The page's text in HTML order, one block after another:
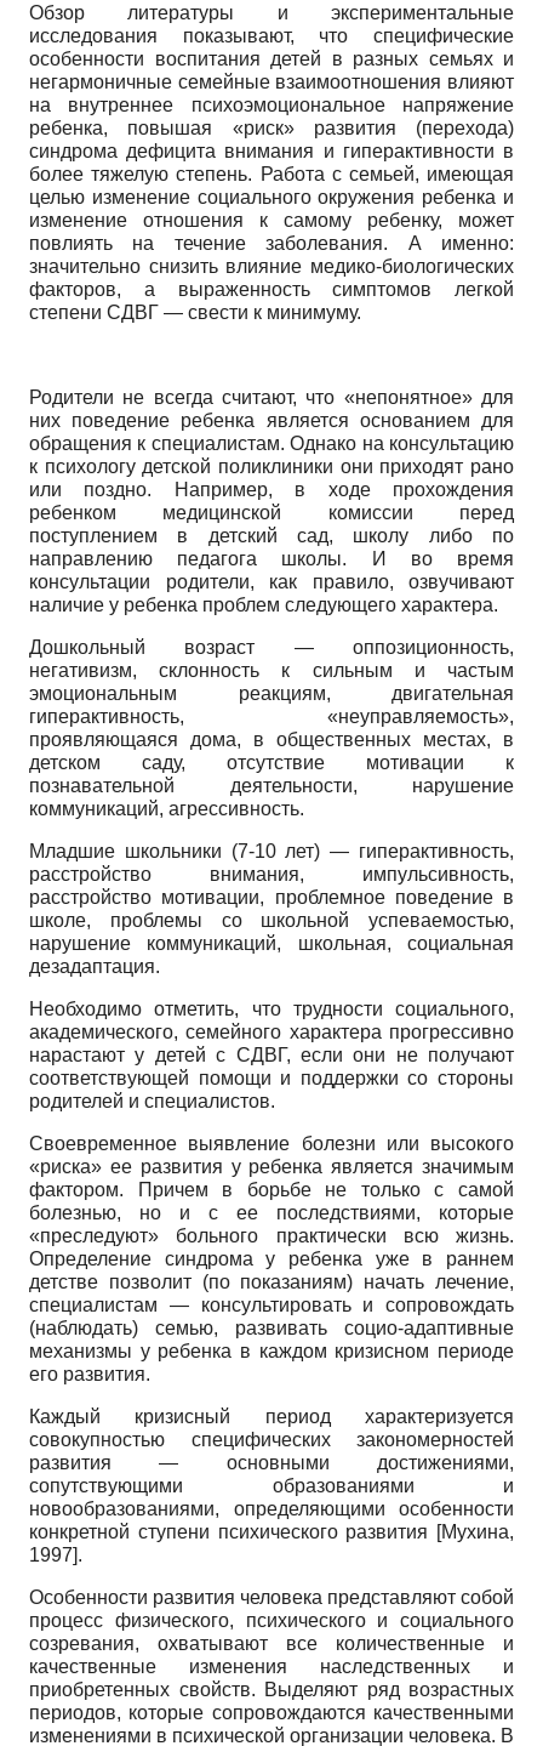
Обзор литературы и экспериментальные
исследования показывают, что специфические
особенности воспитания детей в разных семьях и
негармоничные семейные взаимоотношения влияют
на внутреннее психоэмоциональное напряжение
ребенка, повышая «риск» развития (перехода)
синдрома дефицита внимания и гиперактивности в
более тяжелую степень. Работа с семьей, имеющая
целью изменение социального окружения ребенка и
изменение отношения к самому ребенку, может
повлиять на течение заболевания. А именно:
значительно снизить влияние медико-биологических
факторов, а выраженность симптомов легкой
степени СДВГ — свести к минимуму.
Родители не всегда считают, что «непонятное» для
них поведение ребенка является основанием для
обращения к специалистам. Однако на консультацию
к психологу детской поликлиники они приходят рано
или поздно. Например, в ходе прохождения
ребенком медицинской комиссии перед
поступлением в детский сад, школу либо по
направлению педагога школы. И во время
консультации родители, как правило, озвучивают
наличие у ребенка проблем следующего характера.
Дошкольный возраст — оппозиционность,
негативизм, склонность к сильным и частым
эмоциональным реакциям, двигательная
гиперактивность, «неуправляемость»,
проявляющаяся дома, в общественных местах, в
детском саду, отсутствие мотивации к
познавательной деятельности, нарушение
коммуникаций, агрессивность.
Младшие школьники (7-10 лет) — гиперактивность,
расстройство внимания, импульсивность,
расстройство мотивации, проблемное поведение в
школе, проблемы со школьной успеваемостью,
нарушение коммуникаций, школьная, социальная
дезадаптация.
Необходимо отметить, что трудности социального,
академического, семейного характера прогрессивно
нарастают у детей с СДВГ, если они не получают
соответствующей помощи и поддержки со стороны
родителей и специалистов.
Своевременное выявление болезни или высокого
«риска» ее развития у ребенка является значимым
фактором. Причем в борьбе не только с самой
болезнью, но и с ее последствиями, которые
«преследуют» больного практически всю жизнь.
Определение синдрома у ребенка уже в раннем
детстве позволит (по показаниям) начать лечение,
специалистам — консультировать и сопровождать
(наблюдать) семью, развивать социо-адаптивные
механизмы у ребенка в каждом кризисном периоде
его развития.
Каждый кризисный период характеризуется
совокупностью специфических закономерностей
развития — основными достижениями,
сопутствующими образованиями и
новообразованиями, определяющими особенности
конкретной ступени психического развития [Мухина,
1997].
Особенности развития человека представляют собой
процесс физического, психического и социального
созревания, охватывают все количественные и
качественные изменения наследственных и
приобретенных свойств. Выделяют ряд возрастных
периодов, которые сопровождаются качественными
изменениями в психической организации человека. В